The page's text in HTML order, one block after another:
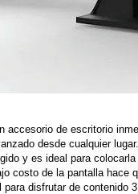
accesorio de escritorio
desde cualquier
y es ideal para
costo de la pantalla hace
disfrutar de contenido